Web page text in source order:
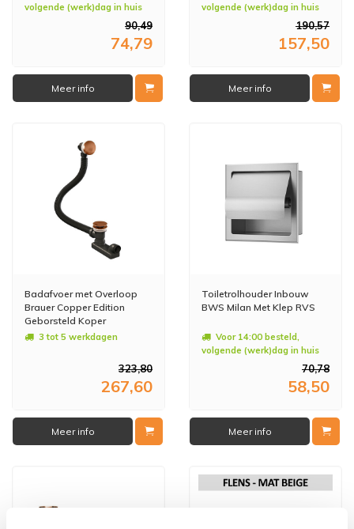
volgende (werk)dag in huis
90,49
74,79
Meer info
volgende (werk)dag in huis
190,57
157,50
Meer info
Badafvoer met Overloop
Brauer Copper Edition
Geborsteld Koper
3 tot 5 werkdagen
323,80
267,60
Meer info
Toiletrolhouder Inbouw
BWS Milan Met Klep RVS
Voor 14:00 besteld,
volgende (werk)dag in huis
70,78
58,50
Meer info